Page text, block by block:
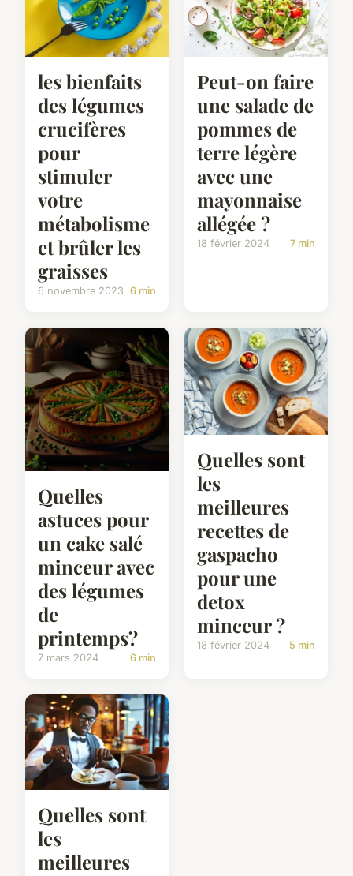
les bienfaits
des légumes
crucifères
pour
stimuler
votre
métabolisme
et brûler les
graisses
6 novembre 2023 6 min
Peut-on faire
une salade de
pommes de
terre légère
avec une
mayonnaise
allégée ?
18 février 2024 7 min
Quelles
astuces pour
un cake salé
minceur avec
des légumes
de
printemps?
7 mars 2024 6 min
Quelles sont
les
meilleures
recettes de
gaspacho
pour une
detox
minceur ?
18 février 2024 5 min
Quelles sont
les
meilleures